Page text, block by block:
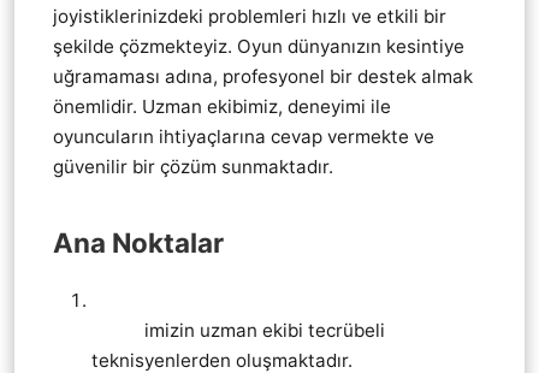
joyistiklerinizdeki problemleri hızlı ve etkili bir
şekilde çözmekteyiz. Oyun dünyanızın kesintiye
uğramaması adına, profesyonel bir destek almak
önemlidir. Uzman ekibimiz, deneyimi ile
oyuncuların ihtiyaçlarına cevap vermekte ve
güvenilir bir çözüm sunmaktadır.
Ana Noktalar
imizin uzman ekibi tecrübeli
teknisyenlerden oluşmaktadır.